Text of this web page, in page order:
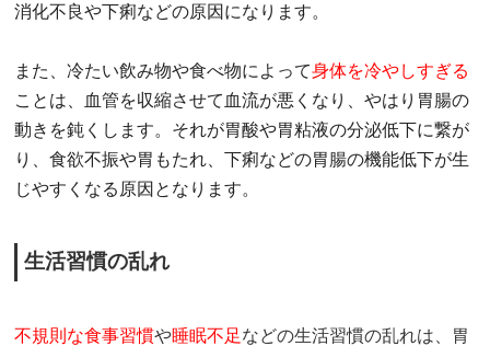
消化不良や下痢などの原因になります。
また、冷たい飲み物や食べ物によって身体を冷やしすぎる
ことは、血管を収縮させて血流が悪くなり、やはり胃腸の
動きを鈍くします。それが胃酸や胃粘液の分泌低下に繋が
り、食欲不振や胃もたれ、下痢などの胃腸の機能低下が生
じやすくなる原因となります。
生活習慣の乱れ
不規則な食事習慣や睡眠不足などの生活習慣の乱れは、胃